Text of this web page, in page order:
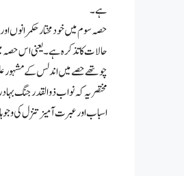
ہے۔
حصہ سوم میں خودمختار حکمرانوں
حالات کا تذکرہ ہے۔ یعنی اس
چوتھے حصے میں اندلس کے مشہور
مختصر یہ کہ نواب ذوالقدر جنگ
اسباب اور عبرت آمیز تنزل کی